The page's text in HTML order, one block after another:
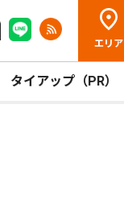
エリア
タイアップ（PR）